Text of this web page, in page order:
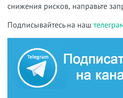
снижения рисков, направьте
Подписывайтесь на наш